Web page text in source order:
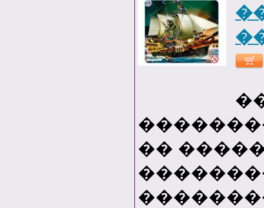
2013-08-23
����� ��
�������
� 3G-
��������
��������
��